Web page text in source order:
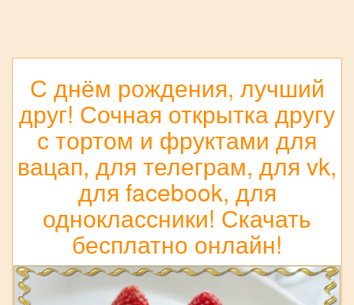
С днём рождения, лучший
друг! Сочная открытка другу
с тортом и фруктами для
вацап, для телеграм, для vk,
для facebook, для
одноклассники! Скачать
бесплатно онлайн!